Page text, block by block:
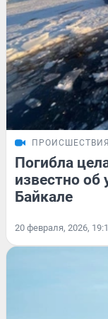
ПРОИСШЕСТВИЯ
Погибла
известно об
Байкале
20 февраля, 2026,